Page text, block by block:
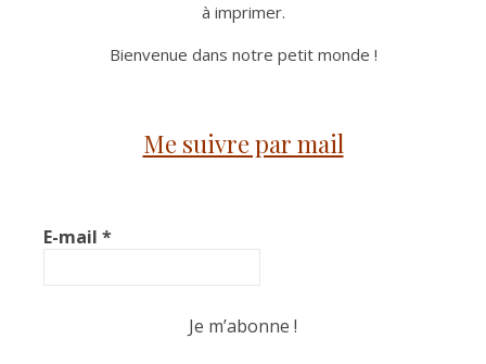
à imprimer.
Bienvenue dans notre petit monde !
Me suivre par mail
E-mail *